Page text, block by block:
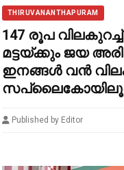
THIRUVANANTHAPURAM
147 രൂപ വിലകുറച്ച്
മട്ടയ്ക്കും ജയ
ഇനങ്ങൾ വൻ
Published by Editor